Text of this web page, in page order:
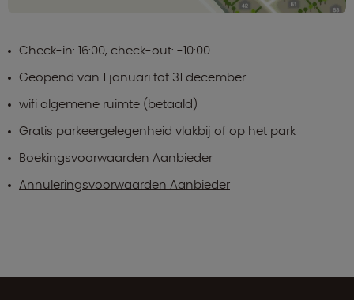
Check-in: 16:00, check-out: -10:00
Geopend van 1 januari tot 31 december
wifi algemene ruimte (betaald)
Gratis parkeergelegenheid vlakbij of op het park
Boekingsvoorwaarden Aanbieder
Annuleringsvoorwaarden Aanbieder